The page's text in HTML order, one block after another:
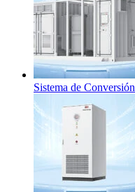
Sistema de